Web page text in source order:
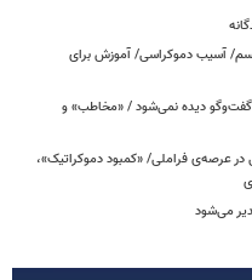
آسیب دموکراسی/ آموزش برای
گفت‌وگو دیده نمی‌شود / «مخاطب» و
عرصه‌ی فراملی/ «کمبود دموکراتیک»،
می‌شود